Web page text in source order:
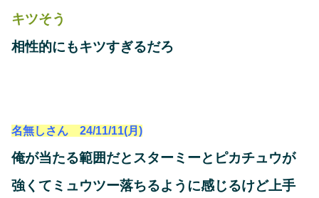
キツそう
相性的にもキツすぎるだろ
名無しさん 24/11/11(月)
俺が当たる範囲だとスターミーとピカチュウが
強くてミュウツー落ちるように感じるけど上手